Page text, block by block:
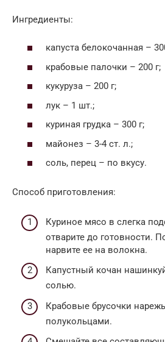
Ингредиенты:
капуста белокочанная –
крабовые палочки – 200 г;
кукуруза – 200 г;
лук – 1 шт.;
куриная грудка – 300 г;
майонез – 3-4 ст. л.;
соль, перец – по вкусу.
Способ приготовления:
Куриное мясо в слегка
отварите до готовности.
нарвите ее на волокна.
Капустный кочан
солью.
Крабовые брусочки
полукольцами.